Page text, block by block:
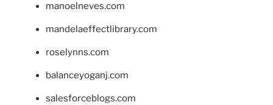
manoelneves.com
mandelaeffectlibrary.com
roselynns.com
balanceyoganj.com
salesforceblogs.com